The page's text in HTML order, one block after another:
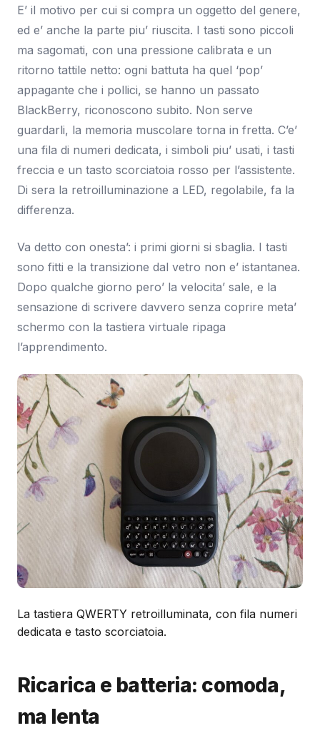
E’ il motivo per cui si compra un oggetto del genere,
ed e’ anche la parte piu’ riuscita. I tasti sono piccoli
ma sagomati, con una pressione calibrata e un
ritorno tattile netto: ogni battuta ha quel ‘pop’
appagante che i pollici, se hanno un passato
BlackBerry, riconoscono subito. Non serve
guardarli, la memoria muscolare torna in fretta. C’e’
una fila di numeri dedicata, i simboli piu’ usati, i tasti
freccia e un tasto scorciatoia rosso per l’assistente.
Di sera la retroilluminazione a LED, regolabile, fa la
differenza.
Va detto con onesta’: i primi giorni si sbaglia. I tasti
sono fitti e la transizione dal vetro non e’ istantanea.
Dopo qualche giorno pero’ la velocita’ sale, e la
sensazione di scrivere davvero senza coprire meta’
schermo con la tastiera virtuale ripaga
l’apprendimento.
La tastiera QWERTY retroilluminata, con fila numeri
dedicata e tasto scorciatoia.
Ricarica e batteria: comoda,
ma lenta